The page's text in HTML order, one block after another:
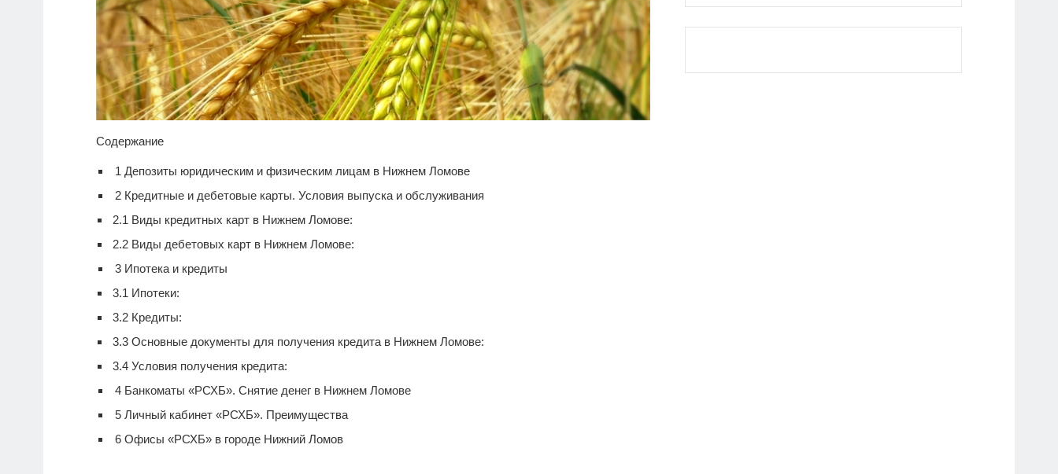
Содержание
1 Депозиты юридическим и физическим лицам в Нижнем Ломове
2 Кредитные и дебетовые карты. Условия выпуска и обслуживания
2.1 Виды кредитных карт в Нижнем Ломове:
2.2 Виды дебетовых карт в Нижнем Ломове:
3 Ипотека и кредиты
3.1 Ипотеки:
3.2 Кредиты:
3.3 Основные документы для получения кредита в Нижнем Ломове:
3.4 Условия получения кредита:
4 Банкоматы «РСХБ». Снятие денег в Нижнем Ломове
5 Личный кабинет «РСХБ». Преимущества
6 Офисы «РСХБ» в городе Нижний Ломов